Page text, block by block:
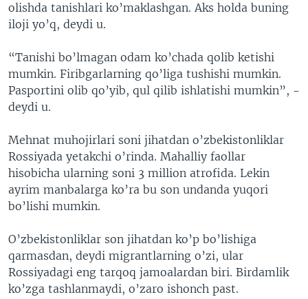
olishda tanishlari ko’maklashgan. Aks holda buning
iloji yo’q, deydi u.
“Tanishi bo’lmagan odam ko’chada qolib ketishi
mumkin. Firibgarlarning qo’liga tushishi mumkin.
Pasportini olib qo’yib, qul qilib ishlatishi mumkin”, -
deydi u.
Mehnat muhojirlari soni jihatdan o’zbekistonliklar
Rossiyada yetakchi o’rinda. Mahalliy faollar
hisobicha ularning soni 3 million atrofida. Lekin
ayrim manbalarga ko’ra bu son undanda yuqori
bo’lishi mumkin.
O’zbekistonliklar son jihatdan ko’p bo’lishiga
qarmasdan, deydi migrantlarning o’zi, ular
Rossiyadagi eng tarqoq jamoalardan biri. Birdamlik
ko’zga tashlanmaydi, o’zaro ishonch past.